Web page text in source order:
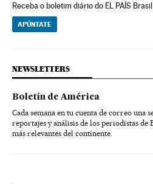
Receba o boletim diário do EL PAÍS Brasil
APÚNTATE
NEWSLETTERS
Boletín de América
Cada semana en tu cuenta de correo una
reportajes y análisis de los periodistas de
más relevantes del continente.